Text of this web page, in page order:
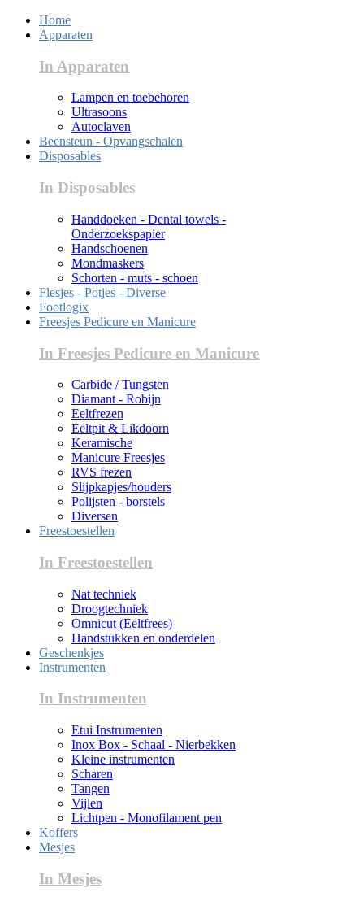
Home
Apparaten
In Apparaten
Lampen en toebehoren
Ultrasoons
Autoclaven
Beensteun - Opvangschalen
Disposables
In Disposables
Handdoeken - Dental towels -
Onderzoekspapier
Handschoenen
Mondmaskers
Schorten - muts - schoen
Flesjes - Potjes - Diverse
Footlogix
Freesjes Pedicure en Manicure
In Freesjes Pedicure en Manicure
Carbide / Tungsten
Diamant - Robijn
Eeltfrezen
Eeltpit & Likdoorn
Keramische
Manicure Freesjes
RVS frezen
Slijpkapjes/houders
Polijsten - borstels
Diversen
Freestoestellen
In Freestoestellen
Nat techniek
Droogtechniek
Omnicut (Eeltfrees)
Handstukken en onderdelen
Geschenkjes
Instrumenten
In Instrumenten
Etui Instrumenten
Inox Box - Schaal - Nierbekken
Kleine instrumenten
Scharen
Tangen
Vijlen
Lichtpen - Monofilament pen
Koffers
Mesjes
In Mesjes